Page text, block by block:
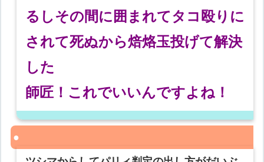
るしその間に囲まれてタコ殴りに
されて死ぬから焙烙玉投げて解決
した
師匠！これでいいんですよね！